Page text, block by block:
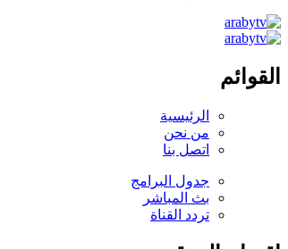
القوائم
الرئيسية
من نحن
اتصل بنا
جدول البرامج
بث المباشر
تردد القناة